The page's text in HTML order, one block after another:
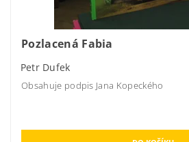
Pozlacená Fabia
Petr Dufek
Obsahuje podpis Jana Kopeckého